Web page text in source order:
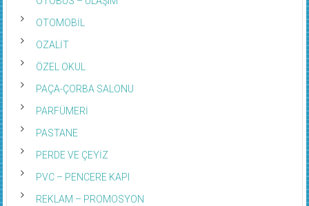
OTOBÜS – ULAŞIM
OTOMOBİL
OZALİT
ÖZEL OKUL
PAÇA-ÇORBA SALONU
PARFÜMERİ
PASTANE
PERDE VE ÇEYİZ
PVC – PENCERE KAPI